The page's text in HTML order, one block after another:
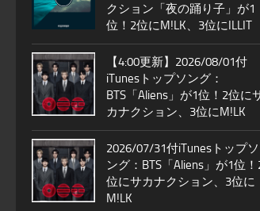
クション「夜の踊り子」が1
位！2位にM!LK、3位にILLIT
【4:00更新】2026/08/01付
iTunesトップソング：
BTS「Aliens」が1位！2位に
カナクション、3位にM!LK
2026/07/31付iTunesトップソ
ング：BTS「Aliens」が1位！
位にサカナクション、3位に
M!LK